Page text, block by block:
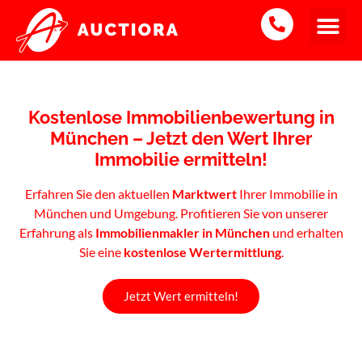
Kostenlose Immobilienbewertung in
München – Jetzt den Wert Ihrer
Immobilie ermitteln!
Erfahren Sie den aktuellen MarktwertIhrer Immobilie in
München und Umgebung. Profitieren Sie von unserer
Erfahrung als Immobilienmakler in Münchenund erhalten
Sie eine kostenlose Wertermittlung.
Jetzt Wert ermitteln!